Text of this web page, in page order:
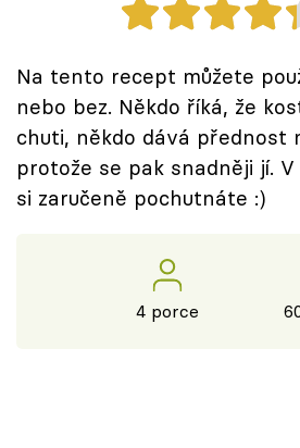
Těhotnej kuchař
Sledujte prima+
Přihlášení
Na tento recept můžete
nebo bez. Někdo říká, že
chuti, někdo dává přednost
protože se pak snadněji jí.
si zaručeně pochutnáte :)
4 porce